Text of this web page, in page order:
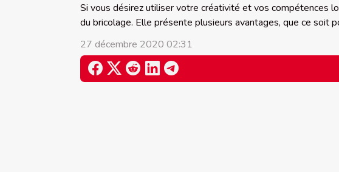
Si vous désirez utiliser votre créativité et vos compétences
du bricolage. Elle présente plusieurs avantages, que ce soit
27 décembre 2020 02:31